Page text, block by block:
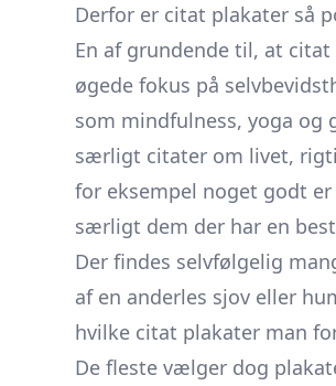
Derfor er citat plakater så
En af grundende til, at citat
øgede fokus på
som mindfulness, yoga og
særligt citater om livet,
for eksempel noget godt
særligt dem der har en
Der findes selvfølgelig
af en anderles sjov eller
hvilke citat plakater man
De fleste vælger dog